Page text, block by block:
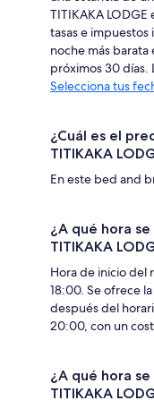
TITIKAKA
tasas e impuestos
noche más barata
próximos 30 días.
Selecciona tus
¿Cuál es el
TITIKAKA
En este bed and
¿A qué hora
TITIKAKA
Hora de inicio del
18:00. Se ofrece
después del
20:00, con un
¿A qué hora se
TITIKAKA